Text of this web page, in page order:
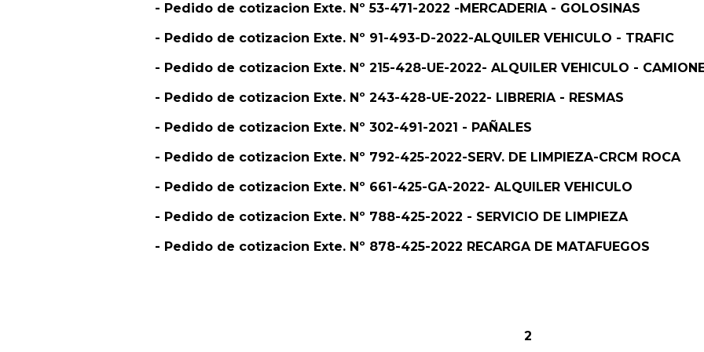
- Pedido de cotizacion Exte. Nº 53-471-2022 -MERCADERIA - GOLOSINAS
- Pedido de cotizacion Exte. Nº 91-493-D-2022-ALQUILER VEHICULO - TRAFIC
- Pedido de cotizacion Exte. Nº 215-428-UE-2022- ALQUILER VEHICULO -
- Pedido de cotizacion Exte. Nº 243-428-UE-2022- LIBRERIA - RESMAS
- Pedido de cotizacion Exte. Nº 302-491-2021 - PAÑALES
- Pedido de cotizacion Exte. Nº 792-425-2022-SERV. DE LIMPIEZA-CRCM ROCA
- Pedido de cotizacion Exte. Nº 661-425-GA-2022- ALQUILER VEHICULO
- Pedido de cotizacion Exte. Nº 788-425-2022 - SERVICIO DE LIMPIEZA
- Pedido de cotizacion Exte. Nº 878-425-2022 RECARGA DE MATAFUEGOS
2